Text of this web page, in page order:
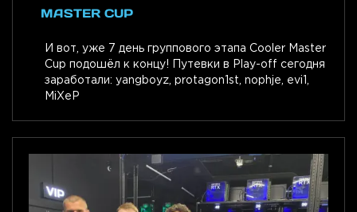
MASTER CUP
И вот, уже 7 день группового этапа Cooler Master
Cup подошёл к концу! Путевки в Play-off сегодня
заработали: yangboyz, protagon1st, nophje, evi1,
MiXeP